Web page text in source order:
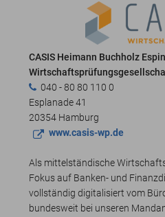
CASIS Heimann Buchholz
040 - 80 80 110 0
Esplanade 41
20354 Hamburg
www.casis-wp.de
Als mittelständische
Fokus auf Banken- und
vollständig digitalisiert vom
bundesweit bei unseren